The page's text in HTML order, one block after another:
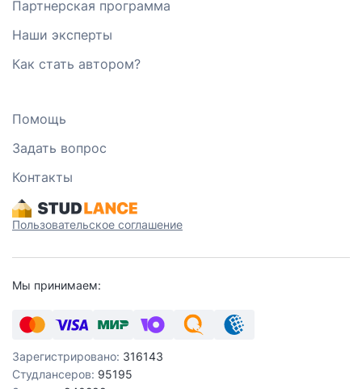
Партнерская программа
Наши эксперты
Как стать автором?
Помощь
Задать вопрос
Контакты
Пользовательское соглашение
Мы принимаем:
Зарегистрировано: 316143
Студлансеров: 95195